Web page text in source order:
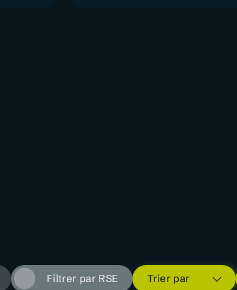
Filtrer par RSE Trier par